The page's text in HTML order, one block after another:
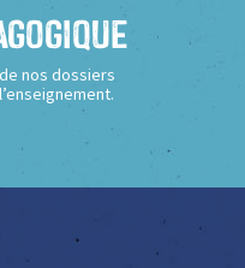
nos dossiers